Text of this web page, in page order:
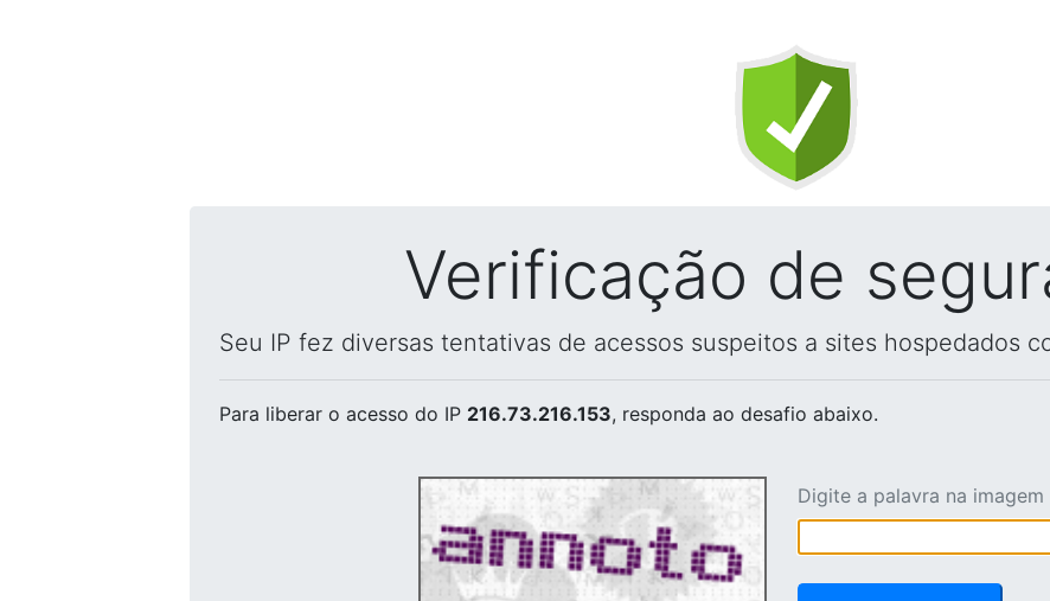
Verificação de
Seu IP fez diversas tentativas de acessos suspeitos a sites hospedados
Para liberar o acesso do IP 216.73.216.153, responda ao desafio abaixo.
Digite a palavra na